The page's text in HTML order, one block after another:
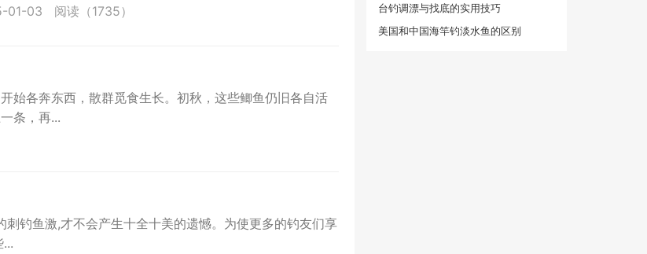
01-03 阅读（1735）
始各奔东西，散群觅食生长。初秋，这些鲫鱼仍旧各自活
条，再...
钓鱼激,才不会产生十全十美的遗憾。为使更多的钓友们享
台钓调漂与找底的实用技巧
美国和中国海竿钓淡水鱼的区别